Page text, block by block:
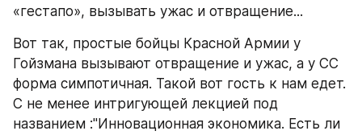
«гестапо», вызывать ужас и отвращение...
Вот так, простые бойцы Красной Армии у
Гойзмана вызывают отвращение и ужас, а у СС
форма симпотичная. Такой вот гость к нам едет.
С не менее интригующей лекцией под
названием :"Инновационная экономика. Есть ли